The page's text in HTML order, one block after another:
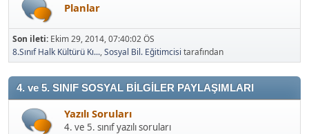
Planlar
Son ileti: Ekim 29, 2014, 07:40:02 ÖS
8.Sınıf Halk Kültürü Kı...,Sosyal Bil. Eğitimcisi tarafından
4. ve 5. SINIF SOSYAL BİLGİLER PAYLAŞIMLARI
Yazılı Soruları
4. ve 5. sınıf yazılı soruları